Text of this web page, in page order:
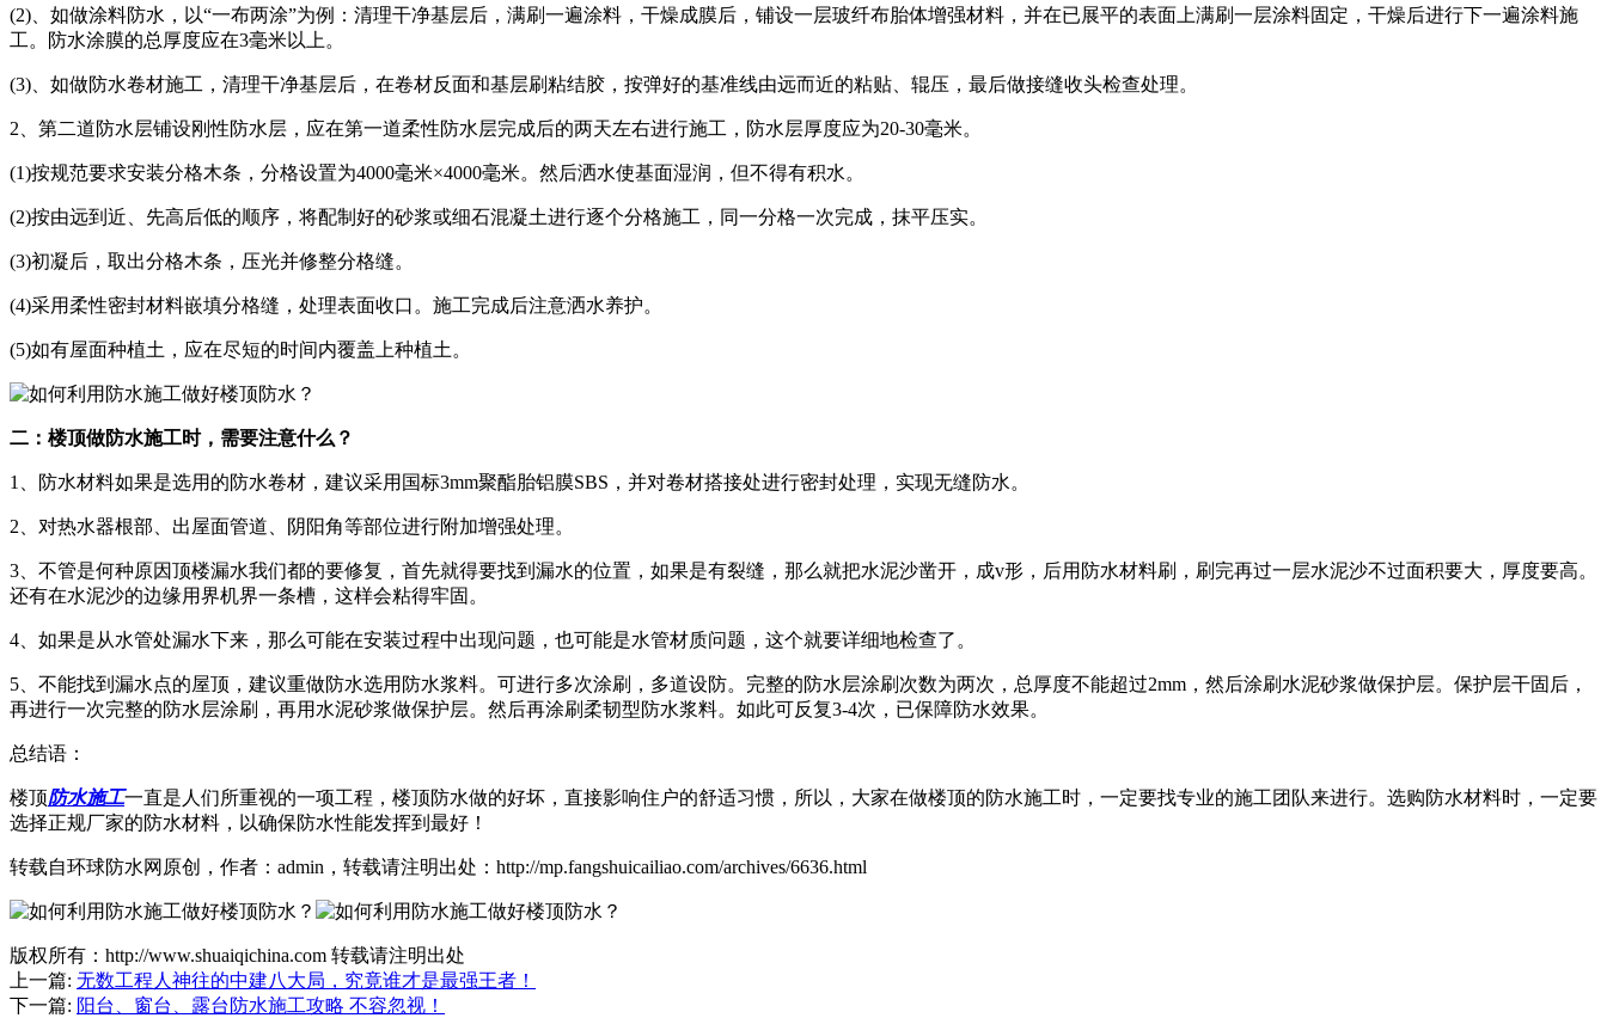
(2)、如做涂料防水，以“一布两涂”为例：清理干净基层后，满刷一遍涂料，干燥成膜后，铺设一层玻纤布胎体增强材料，并在已展平的表面上满刷一层涂料固定，干燥后进行下一遍涂料施
工。防水涂膜的总厚度应在3毫米以上。
(3)、如做防水卷材施工，清理干净基层后，在卷材反面和基层刷粘结胶，按弹好的基准线由远而近的粘贴、辊压，最后做接缝收头检查处理。
2、第二道防水层铺设刚性防水层，应在第一道柔性防水层完成后的两天左右进行施工，防水层厚度应为20-30毫米。
(1)按规范要求安装分格木条，分格设置为4000毫米×4000毫米。然后洒水使基面湿润，但不得有积水。
(2)按由远到近、先高后低的顺序，将配制好的砂浆或细石混凝土进行逐个分格施工，同一分格一次完成，抹平压实。
(3)初凝后，取出分格木条，压光并修整分格缝。
(4)采用柔性密封材料嵌填分格缝，处理表面收口。施工完成后注意洒水养护。
(5)如有屋面种植土，应在尽短的时间内覆盖上种植土。
二：楼顶做防水施工时，需要注意什么？
1、防水材料如果是选用的防水卷材，建议采用国标3mm聚酯胎铝膜SBS，并对卷材搭接处进行密封处理，实现无缝防水。
2、对热水器根部、出屋面管道、阴阳角等部位进行附加增强处理。
3、不管是何种原因顶楼漏水我们都的要修复，首先就得要找到漏水的位置，如果是有裂缝，那么就把水泥沙凿开，成v形，后用防水材料刷，刷完再过一层水泥沙不过面积要大，厚度要高。
还有在水泥沙的边缘用界机界一条槽，这样会粘得牢固。
4、如果是从水管处漏水下来，那么可能在安装过程中出现问题，也可能是水管材质问题，这个就要详细地检查了。
5、不能找到漏水点的屋顶，建议重做防水选用防水浆料。可进行多次涂刷，多道设防。完整的防水层涂刷次数为两次，总厚度不能超过2mm，然后涂刷水泥砂浆做保护层。保护层干固后，
再进行一次完整的防水层涂刷，再用水泥砂浆做保护层。然后再涂刷柔韧型防水浆料。如此可反复3-4次，已保障防水效果。
总结语：
楼顶防水施工一直是人们所重视的一项工程，楼顶防水做的好坏，直接影响住户的舒适习惯，所以，大家在做楼顶的防水施工时，一定要找专业的施工团队来进行。选购防水材料时，一定要
选择正规厂家的防水材料，以确保防水性能发挥到最好！
转载自环球防水网原创，作者：admin，转载请注明出处：http://mp.fangshuicailiao.com/archives/6636.html
版权所有：http://www.shuaiqichina.com 转载请注明出处
上一篇: 无数工程人神往的中建八大局，究竟谁才是最强王者！
下一篇: 阳台、窗台、露台防水施工攻略 不容忽视！